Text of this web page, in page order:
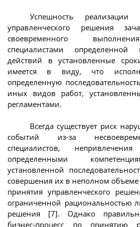
Успешность
управленческого решения
своевременного
специалистами определенной
действий в установленные
имеется в виду, что
определенную
иных видов работ,
регламентами.
Всегда существует риск
событий из-за
специалистов,
определенными
установленной
совершения их в неполном
принятия управленческого
ограниченной рациональностью
решения [7]. Однако
бизнес-процесс по принятию